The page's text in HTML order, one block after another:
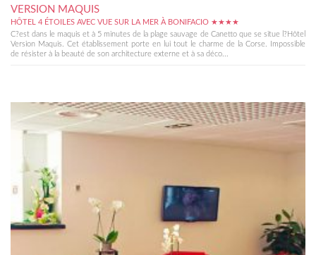
VERSION MAQUIS
HÔTEL 4 ÉTOILES AVEC VUE SUR LA MER À BONIFACIO ★★★★
C?est dans le maquis et à 5 minutes de la plage sauvage de Canetto que se situe l?Hôtel
Version Maquis. Cet établissement porte en lui tout le charme de la Corse. Impossible
de résister à la beauté de son architecture externe et à sa déco...